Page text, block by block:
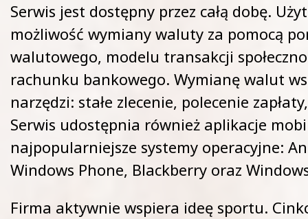
Serwis jest dostępny przez całą dobę.
możliwość wymiany waluty za pomocą
walutowego, modelu transakcji
rachunku bankowego. Wymianę walut
narzędzi: stałe zlecenie, polecenie
Serwis udostępnia również aplikacje
najpopularniejsze systemy operacyjne:
Windows Phone, Blackberry oraz
Firma aktywnie wspiera ideę sportu.